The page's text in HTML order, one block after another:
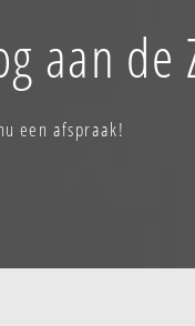
aan de
een afspraak!